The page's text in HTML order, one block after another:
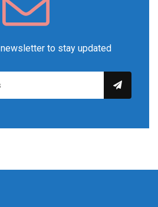
to stay updated